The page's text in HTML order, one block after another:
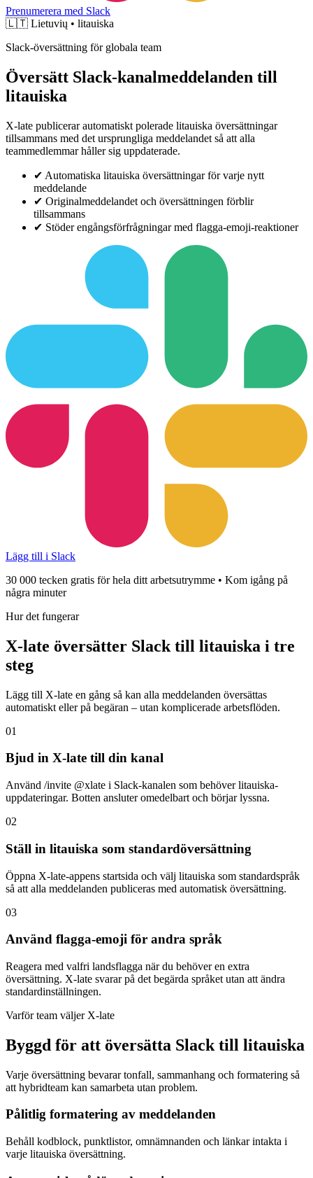
Prenumerera med Slack
🇱🇹 Lietuvių • litauiska
Slack-översättning för globala team
Översätt Slack-kanalmeddelanden till
litauiska
X-late publicerar automatiskt polerade litauiska översättningar
tillsammans med det ursprungliga meddelandet så att alla
teammedlemmar håller sig uppdaterade.
✔ Automatiska litauiska översättningar för varje nytt
meddelande
✔ Originalmeddelandet och översättningen förblir
tillsammans
✔ Stöder engångsförfrågningar med flagga-emoji-reaktioner
Lägg till i Slack
30 000 tecken gratis för hela ditt arbetsutrymme • Kom igång på
några minuter
Hur det fungerar
X-late översätter Slack till litauiska i tre
steg
Lägg till X-late en gång så kan alla meddelanden översättas
automatiskt eller på begäran – utan komplicerade arbetsflöden.
01
Bjud in X-late till din kanal
Använd /invite @xlate i Slack-kanalen som behöver litauiska-
uppdateringar. Botten ansluter omedelbart och börjar lyssna.
02
Ställ in litauiska som standardöversättning
Öppna X-late-appens startsida och välj litauiska som standardspråk
så att alla meddelanden publiceras med automatisk översättning.
03
Använd flagga-emoji för andra språk
Reagera med valfri landsflagga när du behöver en extra
översättning. X-late svarar på det begärda språket utan att ändra
standardinställningen.
Varför team väljer X-late
Byggd för att översätta Slack till litauiska
Varje översättning bevarar tonfall, sammanhang och formatering så
att hybridteam kan samarbeta utan problem.
Pålitlig formatering av meddelanden
Behåll kodblock, punktlistor, omnämnanden och länkar intakta i
varje litauiska översättning.